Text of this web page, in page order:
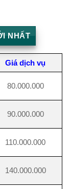
NHẤT
Giá dịch vụ
80.000.000
90.000.000
110.000.000
140.000.000